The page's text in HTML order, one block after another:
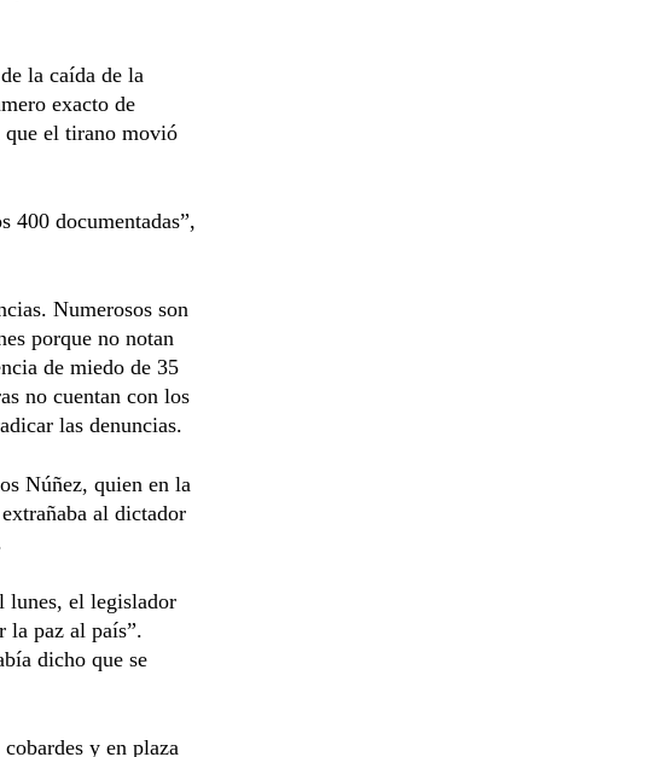
la caída de la
exacto de
que el tirano movió
400 documentadas”,
Numerosos son
porque no notan
de miedo de 35
no cuentan con los
las denuncias.
Núñez, quien en la
al dictador
lunes, el legislador
la paz al país”.
dicho que se
y en plaza